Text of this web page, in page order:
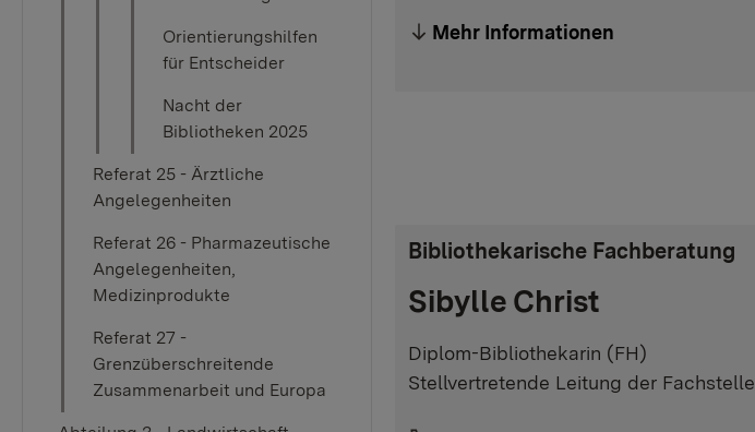
Orientierungshilfen
für Entscheider
Nacht der
Bibliotheken 2025
Referat 25 - Ärztliche
Angelegenheiten
Referat 26 - Pharmazeutische
Angelegenheiten,
Medizinprodukte
Referat 27 -
Grenzüberschreitende
Zusammenarbeit und Europa
Mehr Informationen
Bibliothekarische Fachberatung
Sibylle Christ
Diplom-Bibliothekarin (FH)
Stellvertretende Leitung der Fachstelle